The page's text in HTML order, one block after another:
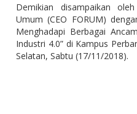
Demikian disampaikan
Umum (CEO FORUM)
Menghadapi Berbagai
Industri 4.0” di Kampus
Selatan, Sabtu (17/11/2018).